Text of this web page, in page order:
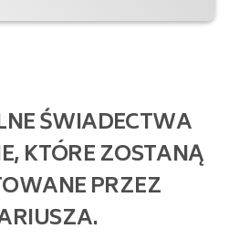
ŚWIADECTWA
KTÓRE ZOSTANĄ
PRZEZ